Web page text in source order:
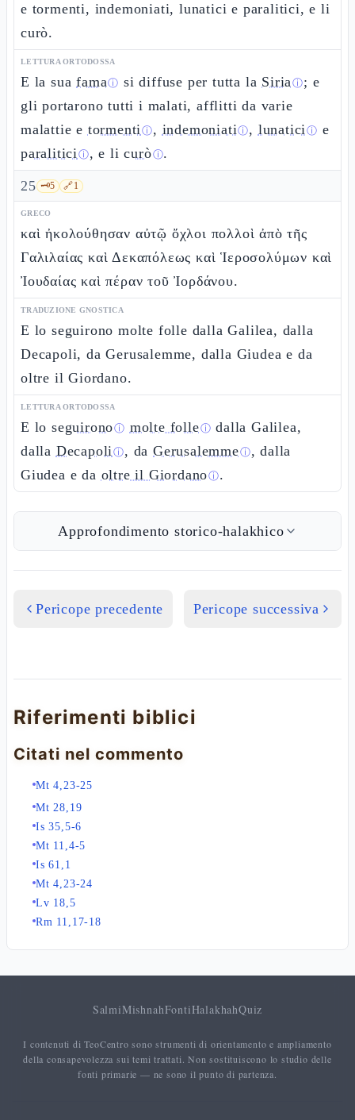
e tormenti, indemoniati, lunatici e paralitici, e li
curò.
LETTURA ORTODOSSA
E la suafamaⓘ si diffuse per tutta la Siriaⓘ; e
gli portarono tutti i malati, afflitti da varie
malattie e tormentiⓘ, indemoniatiⓘ, lunaticiⓘ e
paraliticiⓘ, e licuròⓘ.
25 🗝️5 🔗1
GRECO
καὶ ἠκολούθησαν αὐτῷ ὄχλοι πολλοὶ ἀπὸ τῆς
Γαλιλαίας καὶ Δεκαπόλεως καὶ Ἱεροσολύμων καὶ
Ἰουδαίας καὶ πέραν τοῦ Ἰορδάνου.
TRADUZIONE GNOSTICA
E lo seguirono molte folle dalla Galilea, dalla
Decapoli, da Gerusalemme, dalla Giudea e da
oltre il Giordano.
LETTURA ORTODOSSA
E lo seguironoⓘ molte folleⓘ dalla Galilea,
dalla Decapoliⓘ, daGerusalemmeⓘ, dalla
Giudea e da oltre il Giordanoⓘ.
Approfondimento storico-halakhico
Pericope precedente Pericope successiva
Riferimenti biblici
Citati nel commento
Mt 4,23-25
Mt 28,19
Is 35,5-6
Mt 11,4-5
Is 61,1
Mt 4,23-24
Lv 18,5
Rm 11,17-18
SalmiMishnahFontiHalakhahQuiz
I contenuti di TeoCentro sono strumenti di orientamento e ampliamento
della consapevolezza sui temi trattati. Non sostituiscono lo studio delle
fonti primarie — ne sono il punto di partenza.